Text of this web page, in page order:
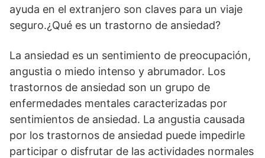
ayuda en el extranjero son claves para un viaje
seguro.¿Qué es un trastorno de ansiedad?
La ansiedad es un sentimiento de preocupación,
angustia o miedo intenso y abrumador. Los
trastornos de ansiedad son un grupo de
enfermedades mentales caracterizadas por
sentimientos de ansiedad. La angustia causada
por los trastornos de ansiedad puede impedirle
participar o disfrutar de las actividades normales